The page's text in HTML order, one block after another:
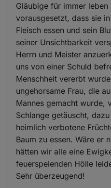
Gläubige für immer leben
vorausgesetzt, dass sie
Fleisch essen und sein
seiner Unsichtbarkeit
Herrn und Meister
uns von einer Schuld
Menschheit vererbt
ungehorsame Frau, die
Mannes gemacht wurde,
Schlange getäuscht,
heimlich verbotene
Baum zu essen. Wäre er
hätten wir alle eine
feuerspeienden Hölle
Sehr überzeugend!